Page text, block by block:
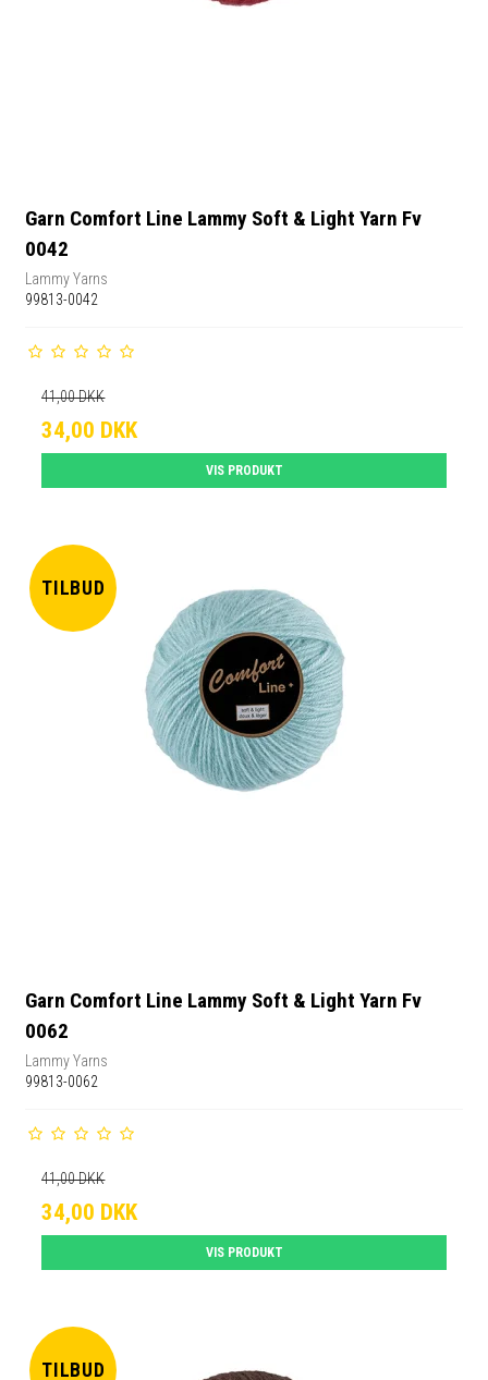
Garn Comfort Line Lammy Soft & Light Yarn Fv
0042
Lammy Yarns
99813-0042
41,00 DKK
34,00 DKK
VIS PRODUKT
TILBUD
Garn Comfort Line Lammy Soft & Light Yarn Fv
0062
Lammy Yarns
99813-0062
41,00 DKK
34,00 DKK
VIS PRODUKT
TILBUD